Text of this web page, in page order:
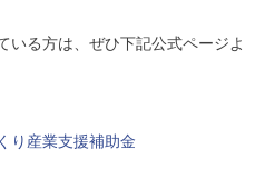
いる方は、ぜひ下記公式ページよ
り産業支援補助金